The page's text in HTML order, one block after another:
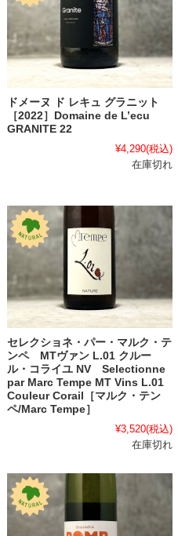
ドメーヌ ド レキュ グラニット
［2022］Domaine de L’ecu
GRANITE 22
¥4,290(税込)
在庫切れ
セレクショネ・パー・マルク・テ
ンペ MTヴァン L.01 クルー
ル・コライユ NV Selectionne
par Marc Tempe MT Vins L.01
Couleur Corail［マルク・テン
ペ/Marc Tempe］
¥3,520(税込)
在庫切れ